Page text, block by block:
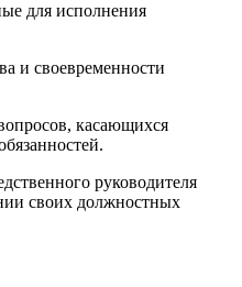
для исполнения
и своевременности
касающихся
руководителя
своих должностных